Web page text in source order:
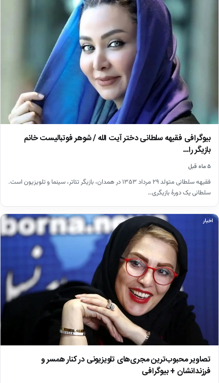
بیوگرافی فقیهه سلطانی دختر آیت الله / شوهر فوتبالیست خانم
بازیگر را…
۵ ماه قبل
فقیهه سلطانی متولد ۲۹ مرداد ۱۳۵۳ در همدان، بازیگر تئاتر، سینما و تلویزیون است.
سلطانی یک دورهٔ بازیگری…
اخبار
تصاویر محبوب‌ترین مجری‌های تلویزیونی در کنار همسر و
فرزندانشان + بیوگرافی